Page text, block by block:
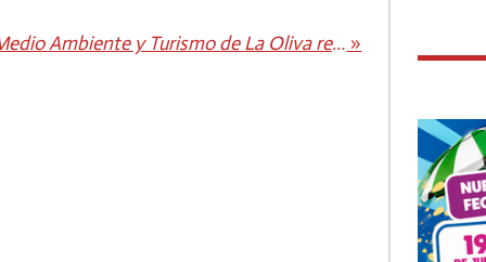
Medio Ambiente y Turismo de La Oliva retiran la cartelería obsoleta del municipio »